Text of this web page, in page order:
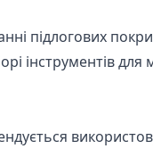
підлогових
інструментів для